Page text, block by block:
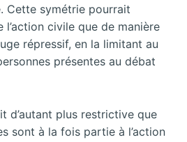
Cette symétrie pourrait
l’action civile que de manière
répressif, en la limitant au
présentes au débat
d’autant plus restrictive que
sont à la fois partie à l’action